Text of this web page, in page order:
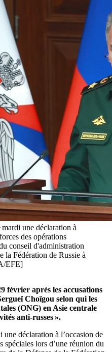
une déclaration à
des opérations
conseil d'administration
la Fédération de Russie à
EFE]
février après les accusations
Choïgou selon qui les
(ONG) en Asie centrale
anti-russes ».
une déclaration à l’occasion de
spéciales lors d’une réunion du